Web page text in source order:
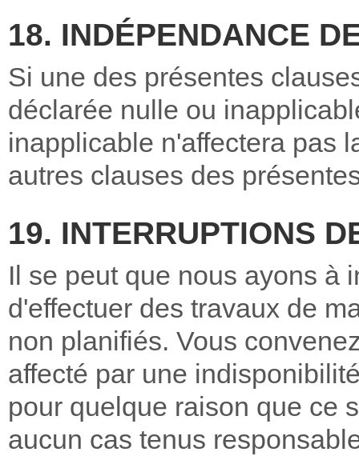
18. INDÉPENDANCE
Si une des présentes
déclarée nulle ou
inapplicable n'affectera pas
autres clauses des
19. INTERRUPTIONS
Il se peut que nous ayons à
d'effectuer des travaux de
non planifiés. Vous
affecté par une
pour quelque raison que ce
aucun cas tenus